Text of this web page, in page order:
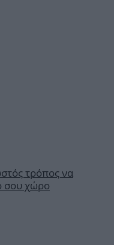
τρόπος να
σου χώρο